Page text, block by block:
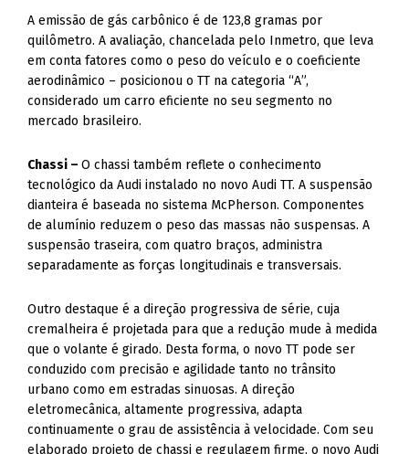
aerodinâmico – posicionou o TT na categoria “A”,
considerado um carro eficiente no seu segmento no
mercado brasileiro.
Chassi –
O chassi também reflete o conhecimento
de alumínio reduzem o peso das massas não suspensas. A
suspensão traseira, com quatro braços, administra
separadamente as forças longitudinais e transversais.
Outro destaque é a direção progressiva de série, cuja
cremalheira é projetada para que a redução mude à medida
conduzido com precisão e agilidade tanto no trânsito
urbano como em estradas sinuosas. A direção
eletromecânica, altamente progressiva, adapta
continuamente o grau de assistência à velocidade. Com seu
elaborado projeto de chassi e regulagem firme, o novo Audi
TT se comporta exemplarmente em todas as situações.